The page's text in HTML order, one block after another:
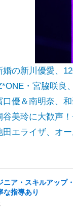
婚の新川優愛、
・宮脇咲
口優＆南明奈、
谷美玲に大歓声
田エライザ、オ
ニア・スキルアップ
な指導あり